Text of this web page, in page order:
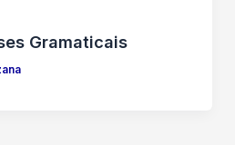
Gramaticais